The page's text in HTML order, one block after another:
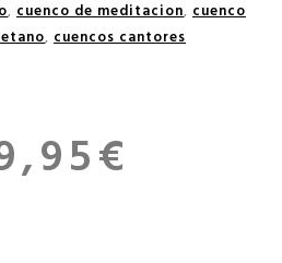
, cuenco de meditacion, cuenco
, cuencos cantores
€